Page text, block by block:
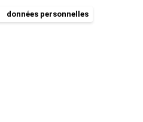
données personnelles